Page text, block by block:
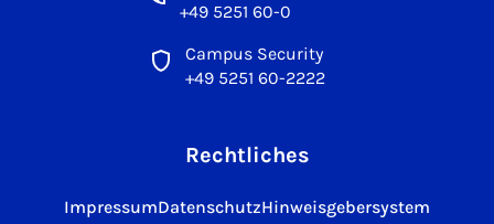
+49 5251 60-0
Campus Security
+49 5251 60-2222
Rechtliches
ImpressumDatenschutzHinweisgebersystem